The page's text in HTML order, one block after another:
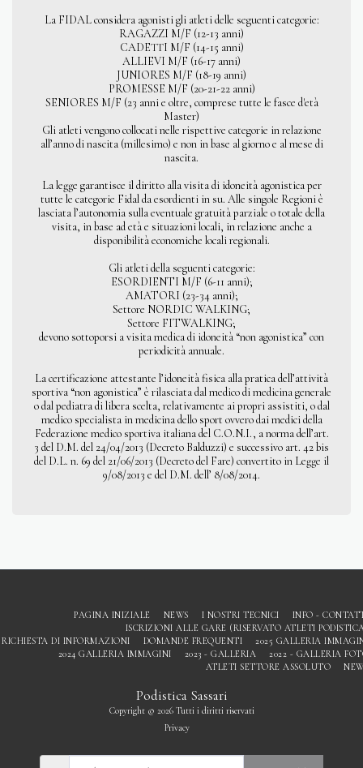
La FIDAL considera agonisti gli atleti delle seguenti categorie:
RAGAZZI M/F (12-13 anni)
CADETTI M/F (14-15 anni)
ALLIEVI M/F (16-17 anni)
JUNIORES M/F (18-19 anni)
PROMESSE M/F (20-21-22 anni)
SENIORES M/F (23 anni e oltre, comprese tutte le fasce d'età
Master)
Gli atleti vengono collocati nelle rispettive categorie in relazione
all’anno di nascita (millesimo) e non in base al giorno e al mese di
nascita.
La legge garantisce il diritto alla visita di idoneità agonistica per
tutte le categorie Fidal da esordienti in su. Alle singole Regioni è
lasciata l’autonomia sulla eventuale gratuità parziale o totale della
visita, in base ad età e situazioni locali, in relazione anche a
disponibilità economiche locali regionali.
Gli atleti della seguenti categorie:
ESORDIENTI M/F (6-11 anni);
AMATORI (23-34 anni);
Settore NORDIC WALKING;
Settore FITWALKING;
devono sottoporsi a visita medica di idoneità “non agonistica” con
periodicità annuale.
La certificazione attestante l’idoneità fisica alla pratica dell’attività
sportiva “non agonistica” è rilasciata dal medico di medicina generale
o dal pediatra di libera scelta, relativamente ai propri assistiti, o dal
medico specialista in medicina dello sport ovvero dai medici della
Federazione medico sportiva italiana del C.O.N.I., a norma dell’art.
3 del D.M. del 24/04/2013 (Decreto Balduzzi) e successivo art. 42 bis
del D.L. n. 69 del 21/06/2013 (Decreto del Fare) convertito in Legge il
9/08/2013 e del D.M. dell’ 8/08/2014.
Podistica Sassari
Copyright © 2026 Tutti i diritti riservati
Privacy
PAGINA INIZIALE NEWS I NOSTRI TECNICI
INFO -
ISCRIZIONI ALLE GARE (RISERVATO ATLETI
RICHIESTA DI INFORMAZIONI
DOMANDE FREQUENTI
2025 GALLERIA
2024 GALLERIA IMMAGINI
2023 - GALLERIA
2022 - GALLERIA
ATLETI SETTORE ASSOLUTO